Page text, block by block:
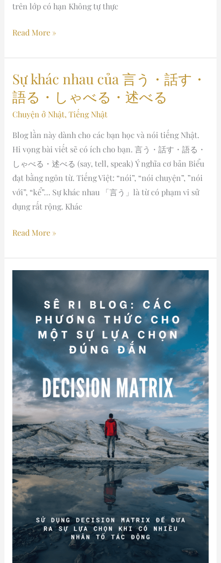
trên lớp có hạn Không tự thực
Read More »
Sự khác nhau của 言う・話す・
語る・しゃべる・述べる
Chuyện ở Nhật, Tiếng Nhật
Blog lần này dành cho các bạn học và nói tiếng Nhật.
Hi vọng bài viết sẽ có ích cho bạn. 言う・話す・語る・
しゃべる・述べる (say, tell, speak) Ý nghĩa cơ bản Biểu
đạt bằng ngôn từ. Tiếng Việt: “nói”, “nói chuyện”, ”nói
với”, “kể”… Sự khác nhau 「言う」là từ có phạm vi sử
dụng rất rộng. Khác
Sự
khác
nhau
của
言
う・
話
す・
語
る・
ゃ
Read More »
Blog:
các
phương
thức
cho
một
sự
lựa
chọn
đúng
đắn
–
Part
1:
Decision
Matrix